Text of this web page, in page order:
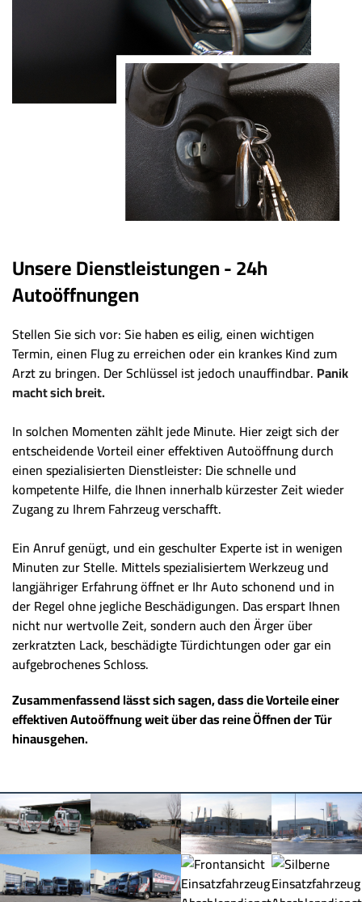
Unsere Dienstleistungen - 24h
Autoöffnungen
Stellen Sie sich vor: Sie haben es eilig, einen wichtigen
Termin, einen Flug zu erreichen oder ein krankes Kind zum
Arzt zu bringen. Der Schlüssel ist jedoch unauffindbar. Panik
macht sich breit.
In solchen Momenten zählt jede Minute. Hier zeigt sich der
entscheidende Vorteil einer effektiven Autoöffnung durch
einen spezialisierten Dienstleister: Die schnelle und
kompetente Hilfe, die Ihnen innerhalb kürzester Zeit wieder
Zugang zu Ihrem Fahrzeug verschafft.
Ein Anruf genügt, und ein geschulter Experte ist in wenigen
Minuten zur Stelle. Mittels spezialisiertem Werkzeug und
langjähriger Erfahrung öffnet er Ihr Auto schonend und in
der Regel ohne jegliche Beschädigungen. Das erspart Ihnen
nicht nur wertvolle Zeit, sondern auch den Ärger über
zerkratzten Lack, beschädigte Türdichtungen oder gar ein
aufgebrochenes Schloss.
Zusammenfassend lässt sich sagen, dass die Vorteile einer
effektiven Autoöffnung weit über das reine Öffnen der Tür
hinausgehen.